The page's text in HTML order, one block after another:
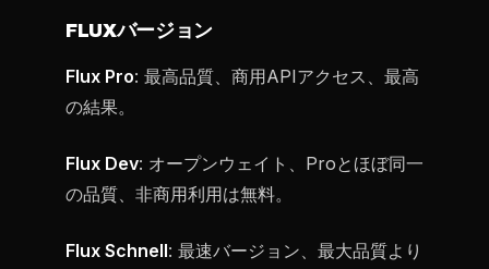
FLUXバージョン
Flux Pro: 最高品質、商用APIアクセス、最高
の結果。
Flux Dev: オープンウェイト、Proとほぼ同一
の品質、非商用利用は無料。
Flux Schnell: 最速バージョン、最大品質より